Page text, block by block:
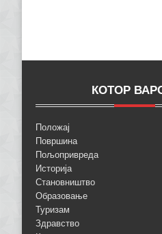
КОТОР
Положај
Површина
Пољопривреда
Историја
Становништво
Образовање
Туризам
Здравство